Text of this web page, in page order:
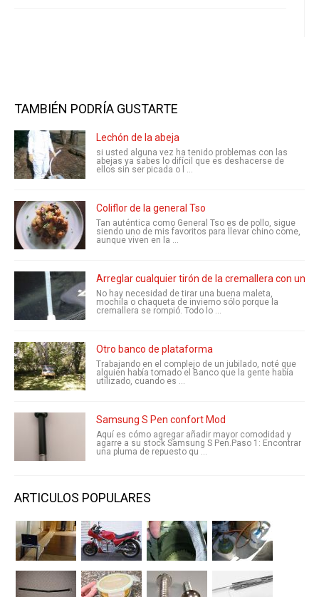
TAMBIÉN PODRÍA GUSTARTE
Lechón de la abeja
si usted alguna vez ha tenido problemas con las
abejas ya sabes lo difícil que es deshacerse de
ellos sin ser picada o l ...
Coliflor de la general Tso
Tan auténtica como General Tso es de pollo, sigue
siendo uno de mis favoritos para llevar chino come,
aunque viven en la ...
Arreglar cualquier tirón de la cremallera con una
No hay necesidad de tirar una buena maleta,
mochila o chaqueta de invierno sólo porque la
cremallera se rompió. Todo lo ...
Otro banco de plataforma
Trabajando en el complejo de un jubilado, noté que
alguien había tomado el Banco que la gente había
utilizado, cuando es ...
Samsung S Pen confort Mod
Aquí es cómo agregar añadir mayor comodidad y
agarre a su stock Samsung S Pen.Paso 1: Encontrar
una pluma de repuesto qu ...
ARTICULOS POPULARES